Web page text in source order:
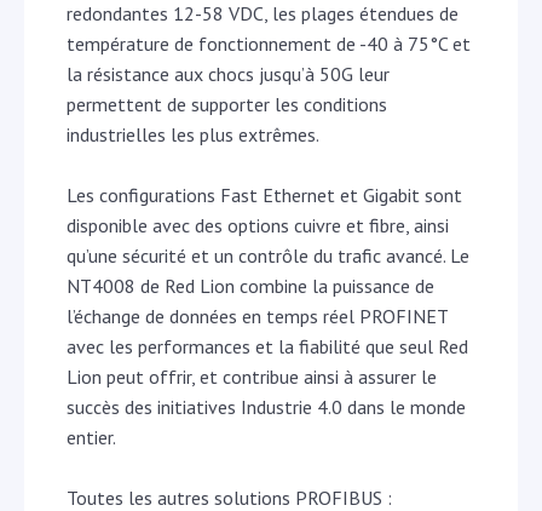
redondantes 12-58 VDC, les plages étendues de
température de fonctionnement de -40 à 75°C et
la résistance aux chocs jusqu’à 50G leur
permettent de supporter les conditions
industrielles les plus extrêmes.
Les configurations Fast Ethernet et Gigabit sont
disponible avec des options cuivre et fibre, ainsi
qu’une sécurité et un contrôle du trafic avancé. Le
NT4008 de Red Lion combine la puissance de
l’échange de données en temps réel PROFINET
avec les performances et la fiabilité que seul Red
Lion peut offrir, et contribue ainsi à assurer le
succès des initiatives Industrie 4.0 dans le monde
entier.
Toutes les autres solutions PROFIBUS :